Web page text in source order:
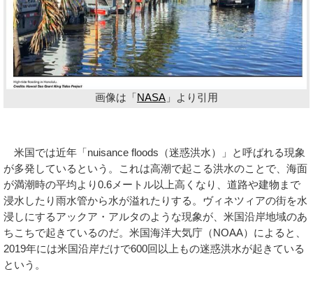
画像は「NASA 」より引用
米国では近年「nuisance floods（迷惑洪水）」と呼ばれる現象
が多発しているという。これは高潮で起こる洪水のことで、海面
が満潮時の平均より0.6メートル以上高くなり、道路や建物まで
浸水したり雨水管から水が溢れたりする。ヴィネツィアの街を水
浸しにするアックア・アルタのような現象が、米国沿岸地域のあ
ちこちで起きているのだ。米国海洋大気庁（NOAA）によると、
2019年には米国沿岸だけで600回以上もの迷惑洪水が起きている
という。